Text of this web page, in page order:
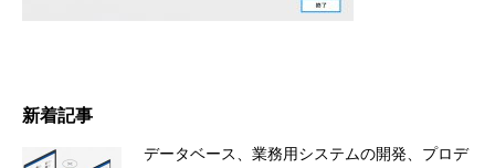
新着記事
データベース、業務用システムの開発、プロデ